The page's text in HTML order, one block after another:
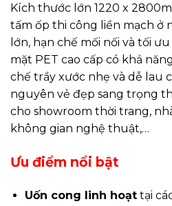
Kích thước lớn 1220 x
tấm ốp thi công liền mạch ở
lớn, hạn chế mối nối và tối
mặt PET cao cấp có khả
chế trầy xước nhẹ và dễ lau
nguyên vẻ đẹp sang trọng
cho showroom thời trang,
không gian nghệ thuật,…
Ưu điểm nổi bật
Uốn cong linh hoạttại